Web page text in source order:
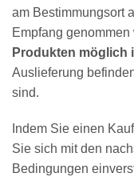
am Bestimmungsort
Empfang genommen
Produkten möglich
Auslieferung
sind.
Indem Sie einen
Sie sich mit den
Bedingungen